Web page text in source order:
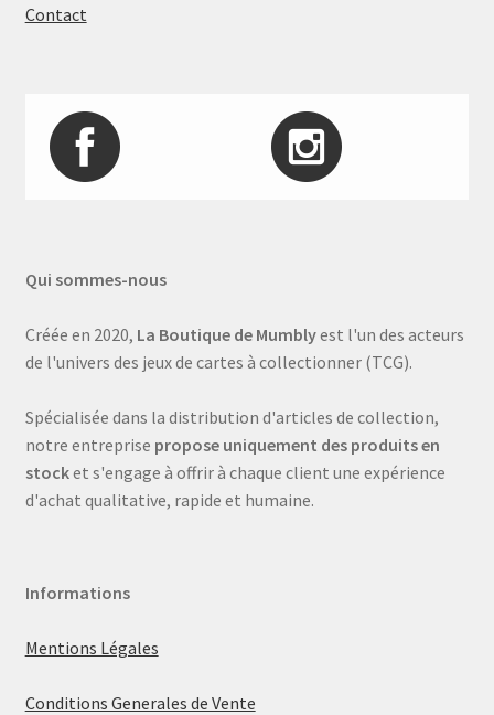
Contact
Qui sommes-nous
Créée en 2020, La Boutique de Mumblyest l'un des acteurs
de l'univers des jeux de cartes à collectionner (TCG).
Spécialisée dans la distribution d'articles de collection,
notre entreprise propose uniquement des produits en
stocket s'engage à offrir à chaque client une expérience
d'achat qualitative, rapide et humaine.
Informations
Mentions Légales
Conditions Generales de Vente